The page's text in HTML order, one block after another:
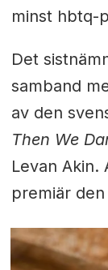
minst hbtq-
Det
samband
av den
Then We
Levan Akin.
premiär